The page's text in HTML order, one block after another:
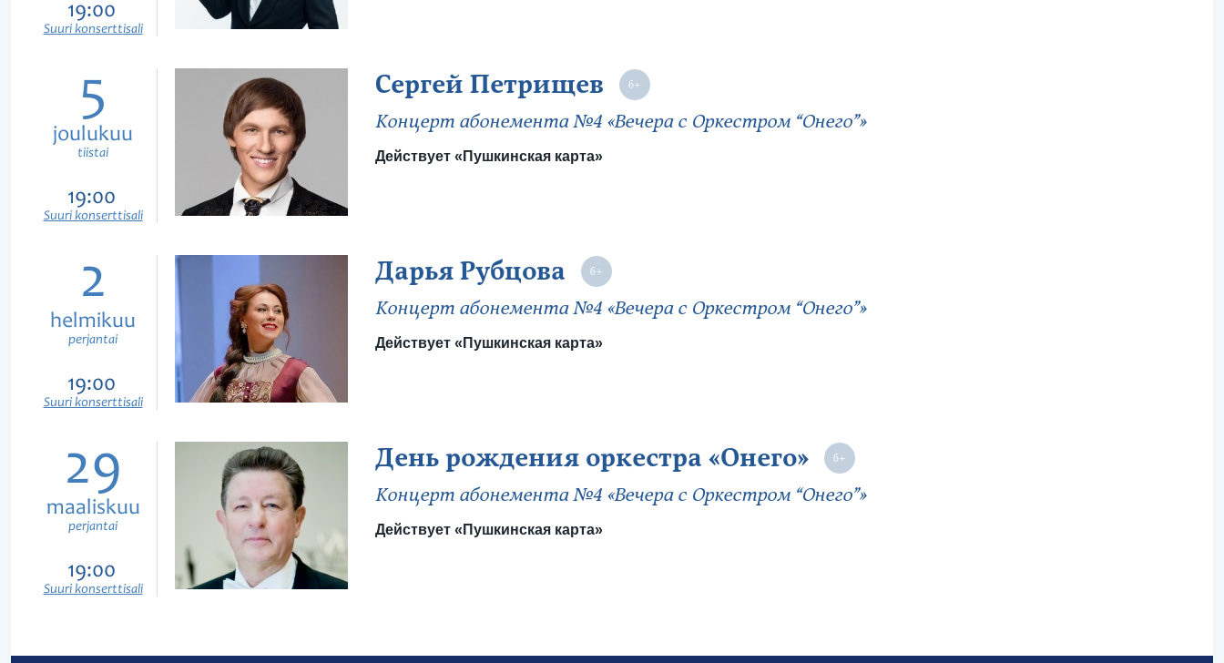
19:00
Suuri konserttisali
5
joulukuu
tiistai
19:00
Suuri konserttisali
Сергей Петрищев
Концерт абонемента №4 «Вечера с Оркестром “Онего”»
Действует «Пушкинская карта»
2
helmikuu
perjantai
19:00
Suuri konserttisali
Дарья Рубцова
Концерт абонемента №4 «Вечера с Оркестром “Онего”»
Действует «Пушкинская карта»
29
maaliskuu
perjantai
19:00
Suuri konserttisali
День рождения оркестра «Онего»
Концерт абонемента №4 «Вечера с Оркестром “Онего”»
Действует «Пушкинская карта»